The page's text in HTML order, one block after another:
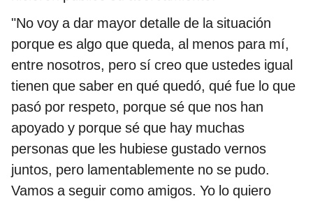
"No voy a dar mayor detalle de la situación
porque es algo que queda, al menos para mí,
entre nosotros, pero sí creo que ustedes igual
tienen que saber en qué quedó, qué fue lo que
pasó por respeto, porque sé que nos han
apoyado y porque sé que hay muchas
personas que les hubiese gustado vernos
juntos, pero lamentablemente no se pudo.
Vamos a seguir como amigos. Yo lo quiero